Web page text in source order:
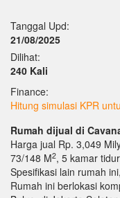
Tanggal Upd:
21/08/2025
Dilihat:
240 Kali
Finance:
Hitung simulasi KPR
Rumah dijual di
Harga jual Rp. 3,049
73/148 M2, 5 kamar
Spesifikasi lain rumah
Rumah ini berlokasi